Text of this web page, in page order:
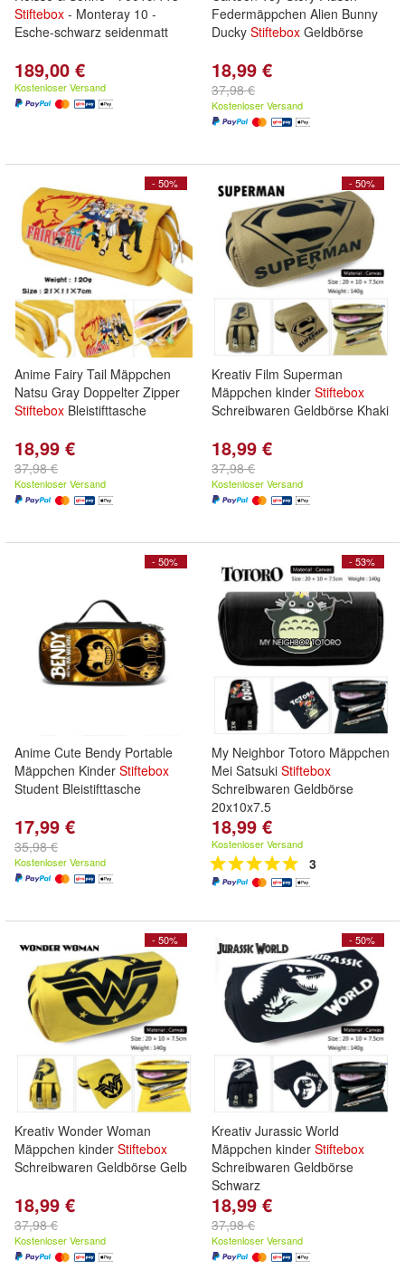
Stiftebox - Monteray 10 -
Esche-schwarz seidenmatt
189,00 €
Kostenloser Versand
Federmäppchen Alien Bunny
Ducky Stiftebox Geldbörse
18,99 €
37,98 €
Kostenloser Versand
- 50%
Anime Fairy Tail Mäppchen
Natsu Gray Doppelter Zipper
Stiftebox Bleistifttasche
18,99 €
37,98 €
Kostenloser Versand
- 50%
Kreativ Film Superman
Mäppchen kinder Stiftebox
Schreibwaren Geldbörse Khaki
18,99 €
37,98 €
Kostenloser Versand
- 50%
Anime Cute Bendy Portable
Mäppchen Kinder Stiftebox
Student Bleistifttasche
17,99 €
35,98 €
Kostenloser Versand
- 53%
My Neighbor Totoro Mäppchen
Mei Satsuki Stiftebox
Schreibwaren Geldbörse
20x10x7.5
18,99 €
Kostenloser Versand
3
- 50%
Kreativ Wonder Woman
Mäppchen kinder Stiftebox
Schreibwaren Geldbörse Gelb
18,99 €
37,98 €
Kostenloser Versand
- 50%
Kreativ Jurassic World
Mäppchen kinder Stiftebox
Schreibwaren Geldbörse
Schwarz
18,99 €
37,98 €
Kostenloser Versand